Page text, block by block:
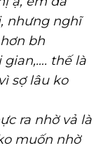
nhưng nghĩ
bh
thế là
sợ lâu ko
ra nhờ vả là
muốn nhờ